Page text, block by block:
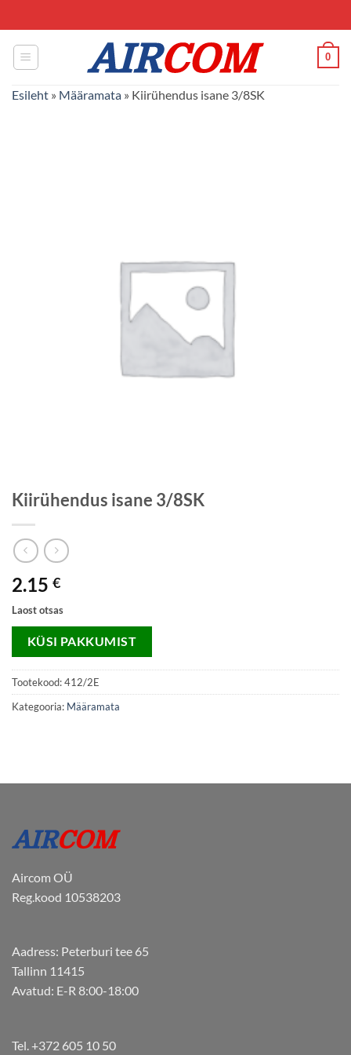
to
content
0
Esileht » Määramata » Kiirühendus isane 3/8SK
Kiirühendus isane 3/8SK
2.15 €
Laost otsas
KÜSI PAKKUMIST
Tootekood:412/2E
Kategooria: Määramata
Aircom OÜ
Reg.kood 10538203
Aadress: Peterburi tee 65
Tallinn 11415
Avatud: E-R 8:00-18:00
Tel. +372 605 10 50